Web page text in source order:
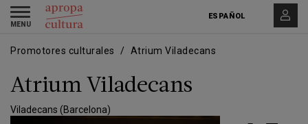
Pasar
contenido
Skip
main
ESPAÑOL
Toggle
navigation
Promotores culturales Atrium Viladecans
Atrium Viladecans
Viladecans (Barcelona)